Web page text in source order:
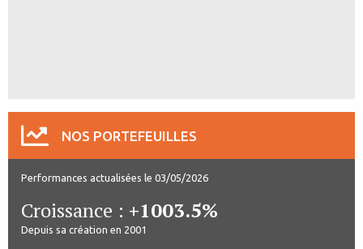
NOS PORTEFEUILLES
Performances actualisées le 03/05/2026
Croissance : +1003.5%
Depuis sa création en 2001